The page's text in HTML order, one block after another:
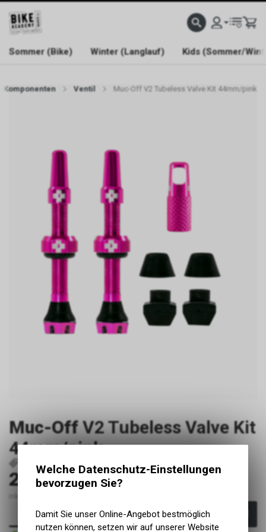
WELCOME TO BIKE ACADEMY
Sommer (Bike) Winter (Langlauf) Kids (Sommer/
Komponenten Ventil Muc-Off V2 Tubeless Valve Kit 44mm/pink
Muc-Off V2 Tubeless Valve Kit
44mm/pink
5037835209648
29.90CHF
In den Warenkorb
Welche Datenschutz-Einstellungen
bevorzugen Sie?
Damit Sie unser Online-Angebot bestmöglich
nutzen können, setzen wir auf unserer Website